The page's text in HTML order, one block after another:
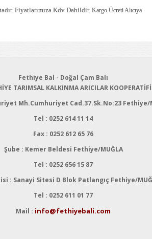
Fiyatlarımıza Kdv Dahildir. Kargo Ücreti Alıcıya
Fethiye Bal - Doğal Çam Balı
TARIMSAL KALKINMA ARICILAR KOOPERATİFİ
Mh.Cumhuriyet Cad.37.Sk.No:23 Fethiye/
Tel : 0252 614 11 14
Fax : 0252 612 65 76
Şube : Kemer Beldesi Fethiye/MUĞLA
Tel : 0252 656 15 87
: Sanayi Sitesi D Blok Patlangıç Fethiye/
Tel : 0252 611 01 77
Mail : info@fethiyebali.com